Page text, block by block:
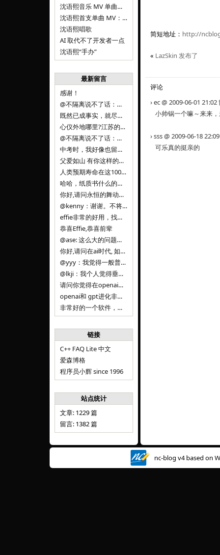
沈语熙音乐 MV 单曲第二弹：优雅时间
沈语熙首支单曲 MV：告别的倒影
沈语熙唱歌
AI 取代不了开发者一点
沈语熙“手办”
最新留言
感谢！
@不隔离说不了话：浙江的
既然已成事实，就尽量接受了。 事情未能如愿已是不幸，没必要为此反复纠结来进行不必要的自我惩罚。 之前问过家里的小朋友是否想学编
心仪外地哪里?江苏的？顺其自然，全面发展才是。
@不隔离说不了话：确实，一晃三年。
中考时，我好像也留言过的，可乐好像和我们考得差不多。 一晃三年，我们江苏24年，物化生612分，女孩。 其实高考只是长跑的
父爱如山 有你这样的父亲做后盾，可乐未来的路一定会走得踏实又精彩
人类预期寿命在这100年，每2-3年增长一岁，到你们这一代大概率能到100岁，46岁还是正当年,可能不是八九点中的太阳了，但还是1
哈哈，纸质书什么的目前没有打算和计划，微信读书我不太熟悉，研究看看。目前，我只发在自己博客和起点上。关于小说内容方面，谢谢你的建议
你好,请问永恒的舞动什么时候可以出版纸质书,或者登陆微信读书.另外小说内容能不能更大气一些,不要只是局限于与一对男女的爱情和ai安
@kenny：谢谢。不将GIF显示为动图，主要是考虑到Effie本身的“极简、无干扰”的设计哲学，动图无疑是“干扰”之一。
effie非常的好用，找了很多年，终于找到这款，已经推荐给身边不少朋友使用和付费。有个小建议，文档里面是否可以增加gif的动图显示
恭喜Effie,恭喜前辈
@ase: 这么大的问题，我觉得我并没有答案。又或者说，每个人（公司）有自己的答案。
你好,请问在ai时代, 如何做软件. 是像以前那样,先构建软件的功能界面和服务,比如Office,嘀嘀打车,airbnb那样的界面
@yyy：我觉得一般普通人（非技术类以及非AI专业领域的人）会接触到的大语言模型肯定是大厂的超级模型。开源模型以后会更多被用在垂直
@lkji：我个人觉得垂直模型会自成一条发展线路的。AI 落地实际应用，一定还是垂直领域会更多。只是，垂直领域每个领域都不大，所以
请问你觉得在openai大语言模型一日千里的情况下，人们还需要去了解学习理解使用开源模型吗，还是说只需要使用openai的大语言模
openai和 gpt进化非常快， 还有垂直模型的机会吗
非常好的一个软件，恭喜。
链接
C++ FAQ Lite 中文
爱森博格
程序员小辉 since 1996
站点统计
文章: 1229 篇
留言: 1382 篇
简短地址： http://
« LazSkin 发布了
评论
› ec @ 2009-06-01 21:02
小帅锅一个嘛～来来
› sss @ 2009-06-18
可乐真的挺亲的
nc-blog v4 based on